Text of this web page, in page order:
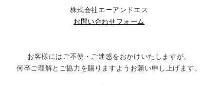
株式会社エーアンドエス
お問い合わせフォーム
お客様にはご不便・ご迷惑をおかけいたしますが、
何卒ご理解とご協力を賜りますようお願い申し上げます。